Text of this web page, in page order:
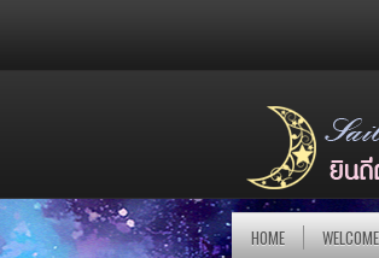
HOME WELCOME